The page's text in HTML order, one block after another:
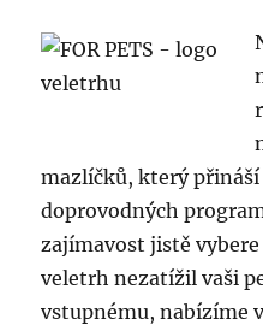
mazlíčků, který
doprovodných
zajímavost jistě vybere
veletrh nezatížil vaši
vstupnému, nabízíme